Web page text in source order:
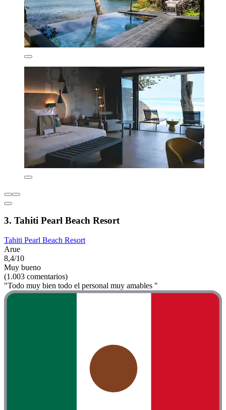
3. Tahiti Pearl Beach Resort
Tahiti Pearl Beach Resort
Arue
8,4/10
Muy bueno
(1.003 comentarios)
"Todo muy bien todo el personal muy amables "